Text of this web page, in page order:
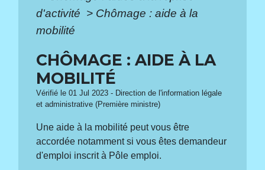
d'activité > Chômage : aide à la
mobilité
CHÔMAGE : AIDE À LA
MOBILITÉ
Vérifié le 01 Jul 2023 - Direction de l'information légale
et administrative (Première ministre)
Une aide à la mobilité peut vous être
accordée notamment si vous êtes demandeur
d'emploi inscrit à Pôle emploi.